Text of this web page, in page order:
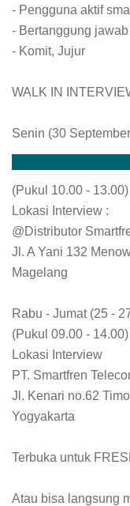
- Pengguna aktif
- Bertanggung jawab
- Komit, Jujur
WALK IN
Senin (30
(Pukul 10.00 - 13.00)
Lokasi Interview :
@Distributor
Jl. A Yani 132
Magelang
Rabu - Jumat (25 -
(Pukul 09.00 - 14.00)
Lokasi Interview
PT. Smartfren
Jl. Kenari no.62
Yogyakarta
Terbuka untuk
Atau bisa langsung